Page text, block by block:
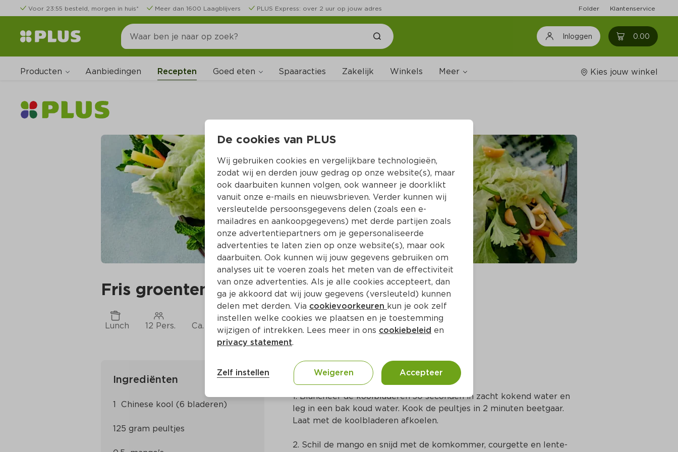
Voor 23:55 besteld, morgen in huis* Meer dan 1600 Laagblijvers PLUS Express: over 2 uur op jouw adres Folder Klantenservice
Inloggen 0.00 0
Producten Aanbiedingen Recepten Goed eten Spaaracties Zakelijk Winkels Meer
Wijnshop
Boodschappenlijstjes
Kies jouw winkel
Fris groentenrolletje
Lunch 12 Pers. Ca. 35 Min Aziatisch
Ingrediënten
Bereidingswijze
1. Blancheer de koolbladeren 30 seconden in zacht kokend water en
leg in een bak koud water. Kook de peultjes in 2 minuten beetgaar.
Laat met de koolbladeren afkoelen.
2. Schil de mango en snijd met de komkommer, courgette en lente-
De cookies van PLUS
Wij gebruiken cookies en vergelijkbare technologieën,
zodat wij en derden jouw gedrag op onze website(s), maar
ook daarbuiten kunnen volgen, ook wanneer je doorklikt
vanuit onze e-mails en nieuwsbrieven. Verder kunnen wij
versleutelde persoonsgegevens delen (zoals een e-
mailadres en aankoopgegevens) met derde partijen zoals
onze advertentiepartners om je gepersonaliseerde
advertenties te laten zien op onze website(s), maar ook
daarbuiten. Ook kunnen wij jouw gegevens gebruiken om
analyses uit te voeren zoals het meten van de effectiviteit
van onze advertenties. Als je alle cookies accepteert, dan
ga je akkoord dat wij jouw gegevens (versleuteld) kunnen
delen met derden. Via cookievoorkeuren kun je ook zelf
instellen welke cookies we plaatsen en je toestemming
wijzigen of intrekken. Lees meer in ons cookiebeleid en
privacy statement.
Zelf instellen Weigeren Accepteer